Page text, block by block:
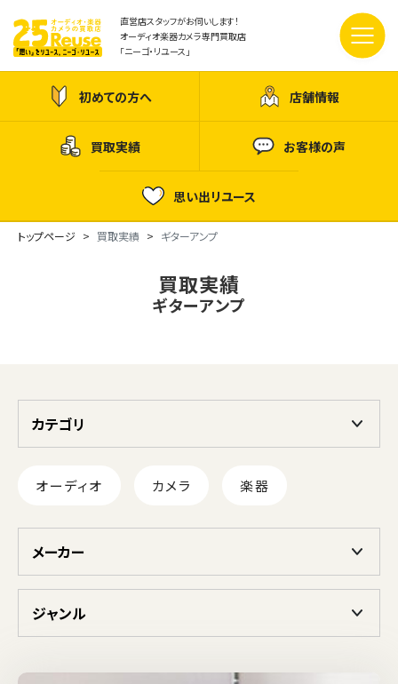
直営店スタッフがお伺いします！
オーディオ楽器カメラ専門買取店
「ニーゴ・リユース」
初めての方へ 店舗情報
買取実績 お客様の声
思い出リユース
トップページ 買取実績 ギターアンプ
買取実績
ギターアンプ
カテゴリ
オーディオ カメラ 楽器
メーカー
ジャンル